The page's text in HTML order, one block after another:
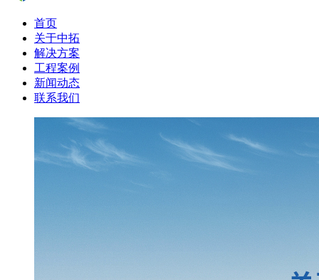
首页
关于中拓
解决方案
工程案例
新闻动态
联系我们